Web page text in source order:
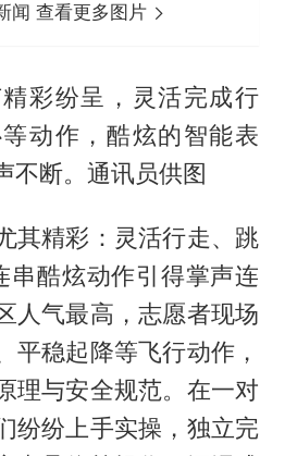
闻 查看更多图片
彩纷呈，灵活完成行
动作，酷炫的智能表
不断。通讯员供图
其精彩：灵活行走、跳
酷炫动作引得掌声连
人气最高，志愿者现场
平稳起降等飞行动作，
理与安全规范。在一对
纷纷上手实操，独立完